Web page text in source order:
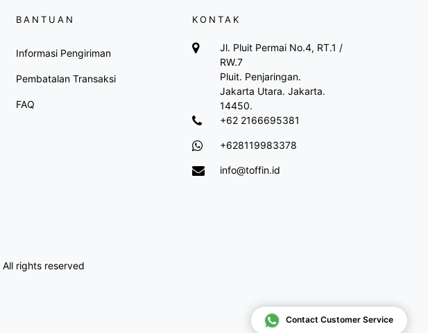
Contact Customer Service
BANTUAN
Informasi Pengiriman
Pembatalan Transaksi
FAQ
KONTAK
Jl. Pluit Permai No.4, RT.1 /
RW.7
Pluit. Penjaringan.
Jakarta Utara. Jakarta.
14450.
+62 2166695381
+628119983378
info@toffin.id
All rights reserved